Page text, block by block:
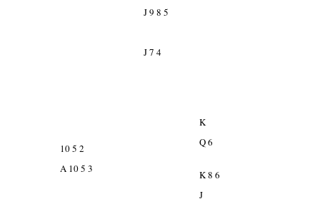
J 9 8 5
J 7 4
10 5 2
A 10 5 3
K
Q 6
K 8 6
J